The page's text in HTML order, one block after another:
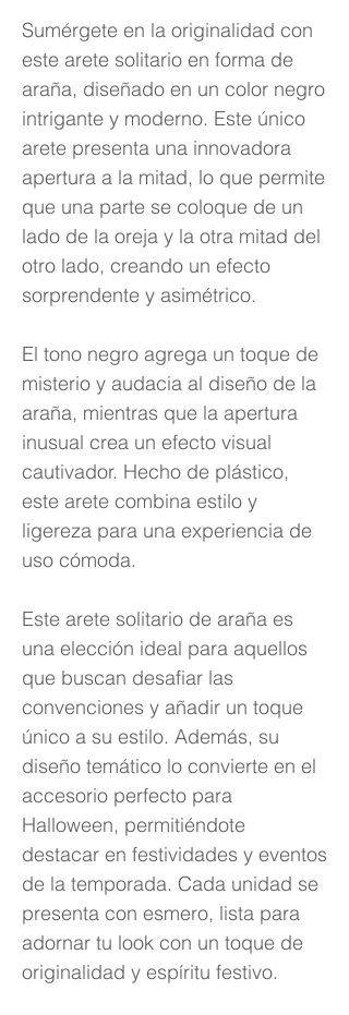
Sumérgete en la originalidad con
este arete solitario en forma de
araña, diseñado en un color negro
intrigante y moderno. Este único
arete presenta una innovadora
apertura a la mitad, lo que permite
que una parte se coloque de un
lado de la oreja y la otra mitad del
otro lado, creando un efecto
sorprendente y asimétrico.
El tono negro agrega un toque de
misterio y audacia al diseño de la
araña, mientras que la apertura
inusual crea un efecto visual
cautivador. Hecho de plástico,
este arete combina estilo y
ligereza para una experiencia de
uso cómoda.
Este arete solitario de araña es
una elección ideal para aquellos
que buscan desafiar las
convenciones y añadir un toque
único a su estilo. Además, su
diseño temático lo convierte en el
accesorio perfecto para
Halloween, permitiéndote
destacar en festividades y eventos
de la temporada. Cada unidad se
presenta con esmero, lista para
adornar tu look con un toque de
originalidad y espíritu festivo.